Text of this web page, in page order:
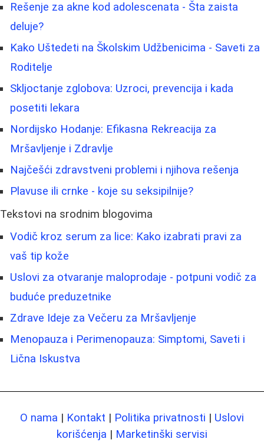
Rešenje za akne kod adolescenata - Šta zaista
deluje?
Kako Uštedeti na Školskim Udžbenicima - Saveti za
Roditelje
Skljoctanje zglobova: Uzroci, prevencija i kada
posetiti lekara
Nordijsko Hodanje: Efikasna Rekreacija za
Mršavljenje i Zdravlje
Najčešći zdravstveni problemi i njihova rešenja
Plavuse ili crnke - koje su seksipilnije?
Tekstovi na srodnim blogovima
Vodič kroz serum za lice: Kako izabrati pravi za
vaš tip kože
Uslovi za otvaranje maloprodaje - potpuni vodič za
buduće preduzetnike
Zdrave Ideje za Večeru za Mršavljenje
Menopauza i Perimenopauza: Simptomi, Saveti i
Lična Iskustva
O nama | Kontakt | Politika privatnosti | Uslovi
korišćenja | Marketinški servisi